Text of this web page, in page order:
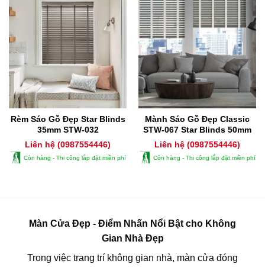
Rèm Sáo Gỗ Đẹp Star Blinds
35mm STW-032
Liên hệ (0987554446)
Còn hàng - Thi công lắp đặt miền phí
Mành Sáo Gỗ Đẹp Classic
STW-067 Star Blinds 50mm
Liên hệ (0987554446)
Còn hàng - Thi công lắp đặt miền phí
Màn Cửa Đẹp - Điểm Nhấn Nổi Bật cho Không
Gian Nhà Đẹp
Trong việc trang trí không gian nhà, màn cửa đóng